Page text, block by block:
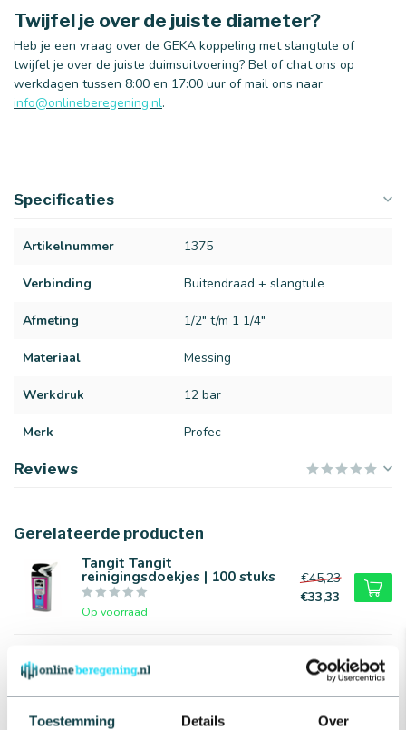
Toestemming Details Over
Twijfel je over de juiste diameter?
Heb je een vraag over de GEKA koppeling met slangtule of
twijfel je over de juiste duimsuitvoering? Bel of chat ons op
werkdagen tussen 8:00 en 17:00 uur of mail ons naar
info@onlineberegening.nl.
Specificaties
Artikelnummer 1375
Verbinding Buitendraad + slangtule
Afmeting 1/2" t/m 1 1/4"
Materiaal Messing
Werkdruk 12 bar
Merk Profec
Reviews
Gerelateerde producten
Tangit Tangit
reinigingsdoekjes | 100 stuks
Op voorraad
€45,23
€33,33
buitendraad
€3,19